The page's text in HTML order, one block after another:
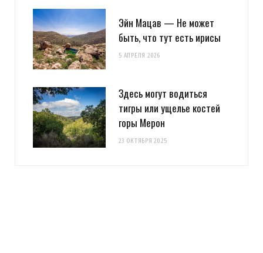
Эйн Мацав — Не может
быть, что тут есть ирисы
5 АПРЕЛЯ 2026
Здесь могут водиться
тигры или ущелье костей
горы Мерон
23 ОКТЯБРЯ 2025